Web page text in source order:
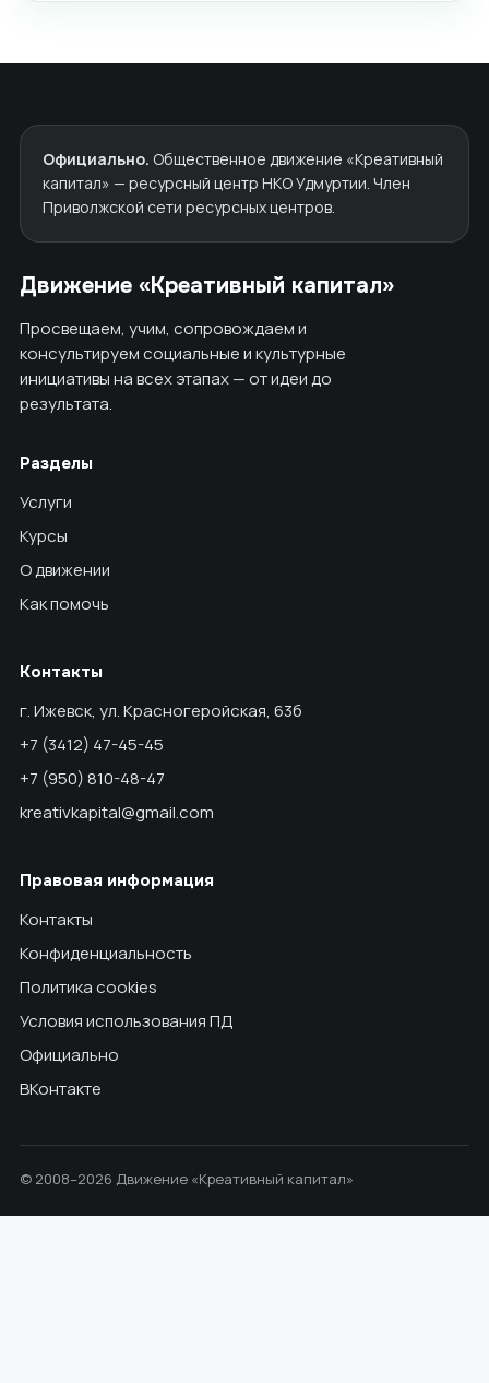
Официально. Общественное движение «Креативный
капитал» — ресурсный центр НКО Удмуртии. Член
Приволжской сети ресурсных центров.
Движение «Креативный капитал»
Просвещаем, учим, сопровождаем и
консультируем социальные и культурные
инициативы на всех этапах — от идеи до
результата.
Разделы
Услуги
Курсы
О движении
Как помочь
Контакты
г. Ижевск, ул. Красногеройская, 63б
+7 (3412) 47-45-45
+7 (950) 810-48-47
kreativkapital@gmail.com
Правовая информация
Контакты
Конфиденциальность
Политика cookies
Условия использования ПД
Официально
ВКонтакте
© 2008–2026 Движение «Креативный капитал»